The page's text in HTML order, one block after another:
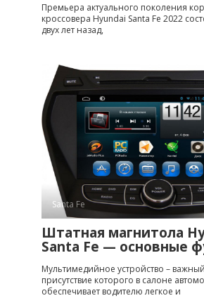
Премьера актуального поколения
кроссовера Hyundai Santa Fe 2022
двух лет назад,
Santa Fe
Штатная магнитола
Santa Fe — основные
Мультимедийное устройство –
присутствие которого в салоне
обеспечивает водителю легкое и